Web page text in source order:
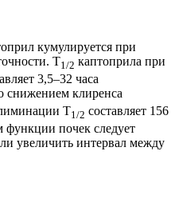
кумулируется при
Т1/2 каптоприла при
3,5–32 часа
снижением клиренса
Т1/2 составляет 156
почек следует
увеличить интервал между